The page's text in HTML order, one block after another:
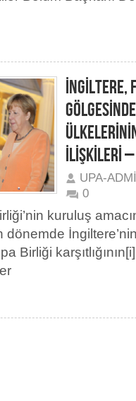
İNGİLTERE,
İLİŞKİLERİ
UPA-
0
kuruluş
Birliği